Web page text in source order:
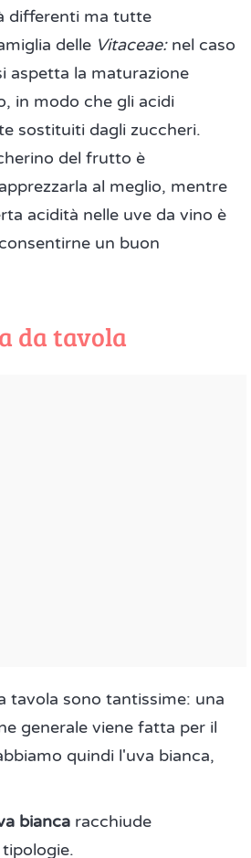
differenti ma tutte
delle Vitaceae:nel caso
aspetta la maturazione
in modo che gli acidi
sostituiti dagli zuccheri.
del frutto è
al meglio, mentre
acidità nelle uve da vino è
un buon
da tavola
tavola sono tantissime: una
generale viene fatta per il
quindi l'uva bianca,
bianca racchiude